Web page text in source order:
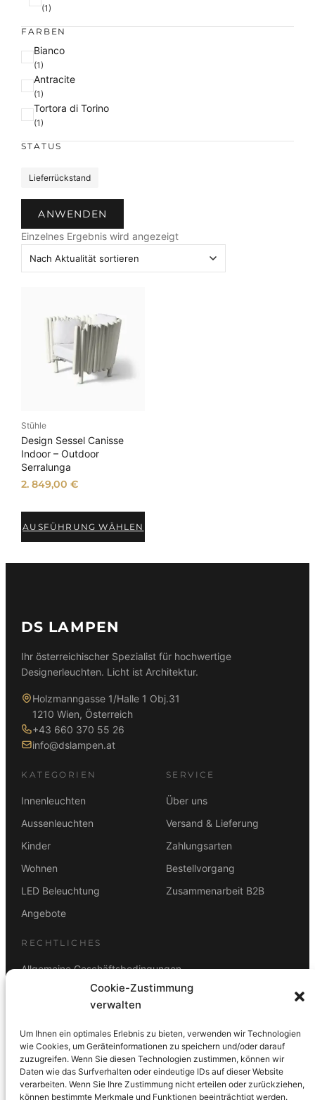
Cookie-Zustimmung
verwalten
Um Ihnen ein optimales Erlebnis zu bieten, verwenden wir Technologien
wie Cookies, um Geräteinformationen zu speichern und/oder darauf
zuzugreifen. Wenn Sie diesen Technologien zustimmen, können wir
Daten wie das Surfverhalten oder eindeutige IDs auf dieser Website
verarbeiten. Wenn Sie Ihre Zustimmung nicht erteilen oder zurückziehen,
können bestimmte Merkmale und Funktionen beeinträchtigt werden.
r
(1)
FARBEN
F
a
r
b
e
Bianco
(1)
Antracite
(1)
Tortora di Torino
(1)
STATUS
u
Lieferrückstand
ANWENDEN
Einzelnes Ergebnis wird angezeigt
Stühle
Design Sessel Canisse
Indoor – Outdoor
Serralunga
2. 849,00€
AUSFÜHRUNG WÄHLEN
DS LAMPEN
Ihr österreichischer Spezialist für hochwertige
Designerleuchten. Licht ist Architektur.
Holzmanngasse 1/Halle 1 Obj.31
1210 Wien, Österreich
+43 660 370 55 26
info@dslampen.at
KATEGORIEN
Innenleuchten
Aussenleuchten
Kinder
Wohnen
LED Beleuchtung
Angebote
SERVICE
Über uns
Versand & Lieferung
Zahlungsarten
Bestellvorgang
Zusammenarbeit B2B
RECHTLICHES
Allgemeine Geschäftsbedingungen
Rücktrittsbelehrung
ZAHLUNGSARTEN
Vorkasse Visa Mastercard Link PayPal G-Pay